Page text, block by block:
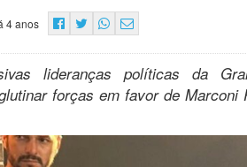
4 anos
lideranças políticas da
forças em favor de